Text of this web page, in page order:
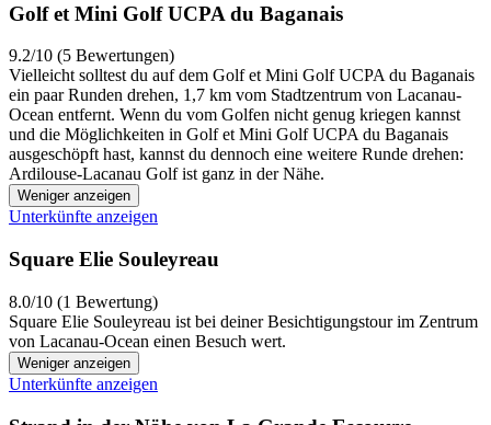
Golf et Mini Golf UCPA du Baganais
9.2/10 (5 Bewertungen)
Vielleicht solltest du auf dem Golf et Mini Golf UCPA du Baganais
ein paar Runden drehen, 1,7 km vom Stadtzentrum von Lacanau-
Ocean entfernt. Wenn du vom Golfen nicht genug kriegen kannst
und die Möglichkeiten in Golf et Mini Golf UCPA du Baganais
ausgeschöpft hast, kannst du dennoch eine weitere Runde drehen:
Ardilouse-Lacanau Golf ist ganz in der Nähe.
Weniger anzeigen
Unterkünfte anzeigen
Square Elie Souleyreau
8.0/10 (1 Bewertung)
Square Elie Souleyreau ist bei deiner Besichtigungstour im Zentrum
von Lacanau-Ocean einen Besuch wert.
Weniger anzeigen
Unterkünfte anzeigen